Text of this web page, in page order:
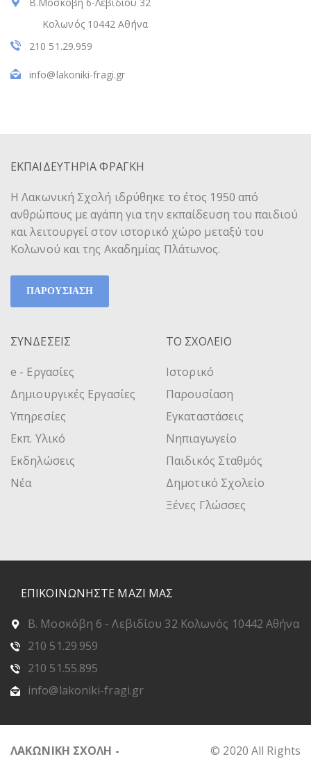
Β.Μοσκόβη 6-Λεβιδίου 32
Κολωνός 10442 Αθήνα
210 51.29.959
info@lakoniki-fragi.gr
ΕΚΠΑΙΔΕΥΤΗΡΙΑ ΦΡΑΓΚΗ
Η Λακωνική Σχολή ιδρύθηκε το έτος 1950 από
ανθρώπους με αγάπη για την εκπαίδευση του παιδιού
και λειτουργεί στον ιστορικό χώρο μεταξύ του
Κολωνού και της Ακαδημίας Πλάτωνος.
ΠΑΡΟΥΣΙΑΣΗ
ΣΥΝΔΕΣΕΙΣ
e - Εργασίες
Δημιουργικές Εργασίες
Υπηρεσίες
Εκπ. Υλικό
Εκδηλώσεις
Νέα
ΤΟ ΣΧΟΛΕΙΟ
Ιστορικό
Παρουσίαση
Εγκαταστάσεις
Νηπιαγωγείο
Παιδικός Σταθμός
Δημοτικό Σχολείο
Ξένες Γλώσσες
ΕΠΙΚΟΙΝΩΝΗΣΤΕ ΜΑΖΙ ΜΑΣ
Β. Μοσκόβη 6 - Λεβιδίου 32 Κολωνός 10442 Αθήνα
210 51.29.959
210 51.55.895
info@lakoniki-fragi.gr
ΛΑΚΩΝΙΚΗ ΣΧΟΛΗ -
© 2020 All Rights